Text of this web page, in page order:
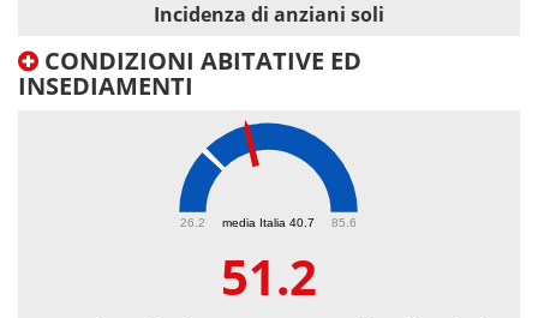
Incidenza di anziani soli
CONDIZIONI ABITATIVE ED
INSEDIAMENTI
media Italia 40.7
26.2 85.6
51.2